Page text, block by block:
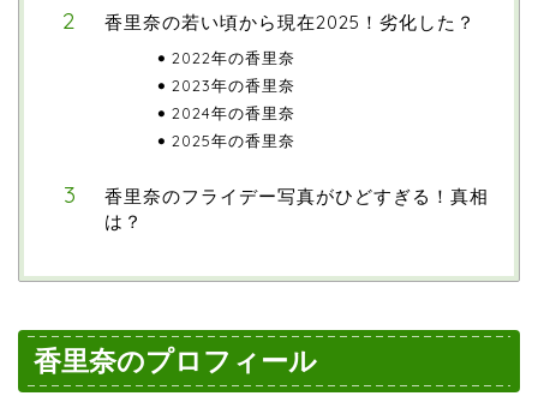
香里奈の若い頃から現在2025！劣化した？
2022年の香里奈
2023年の香里奈
2024年の香里奈
2025年の香里奈
香里奈のフライデー写真がひどすぎる！真相
は？
香里奈のプロフィール